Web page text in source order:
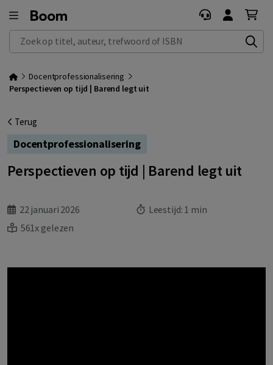
Zoek op titel, auteur, trefwoord of ISBN
Docentprofessionalisering
Perspectieven op tijd | Barend legt uit
Terug
Docentprofessionalisering
Perspectieven op tijd | Barend legt uit
22 januari 2026 Leestijd: 1 min
561x gelezen